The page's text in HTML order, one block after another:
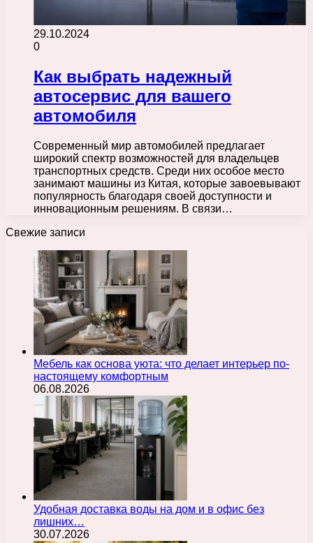
29.10.2024
0
Как выбрать надежный
автосервис для вашего
автомобиля
Современный мир автомобилей предлагает
широкий спектр возможностей для владельцев
транспортных средств. Среди них особое место
занимают машины из Китая, которые завоевывают
популярность благодаря своей доступности и
инновационным решениям. В связи…
Свежие записи
Мебель как основа уюта: что делает интерьер по-
настоящему комфортным
06.08.2026
Удобная доставка воды на дом и в офис без
лишних…
30.07.2026